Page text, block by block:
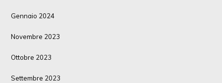
Gennaio 2024
Novembre 2023
Ottobre 2023
Settembre 2023